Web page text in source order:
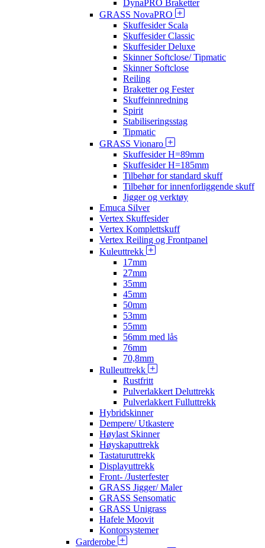
DynaPRO Braketter
GRASS NovaPRO
Skuffesider Scala
Skuffesider Classic
Skuffesider Deluxe
Skinner Softclose/ Tipmatic
Skinner Softclose
Reiling
Braketter og Fester
Skuffeinnredning
Spirit
Stabiliseringsstag
Tipmatic
GRASS Vionaro
Skuffesider H=89mm
Skuffesider H=185mm
Tilbehør for standard skuff
Tilbehør for innenforliggende skuff
Jigger og verktøy
Emuca Silver
Vertex Skuffesider
Vertex Komplettskuff
Vertex Reiling og Frontpanel
Kuleuttrekk
17mm
27mm
35mm
45mm
50mm
53mm
55mm
56mm med lås
76mm
70,8mm
Rulleuttrekk
Rustfritt
Pulverlakkert Deluttrekk
Pulverlakkert Fulluttrekk
Hybridskinner
Dempere/ Utkastere
Høylast Skinner
Høyskaputtrekk
Tastaturuttrekk
Displayuttrekk
Front- /Justerfester
GRASS Jigger/ Maler
GRASS Sensomatic
GRASS Unigrass
Hafele Moovit
Kontorsystemer
Garderobe